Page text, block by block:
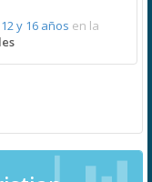
y 16 años en la